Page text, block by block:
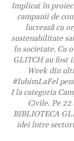
Implicat în
campanii de
lucrează cu
sustenabilitate
în societate. Cu
GLITCH au fost
Week din
#IubimLaFel
I la categoria
Civile. Pe
BIBLIOTECA
idei între